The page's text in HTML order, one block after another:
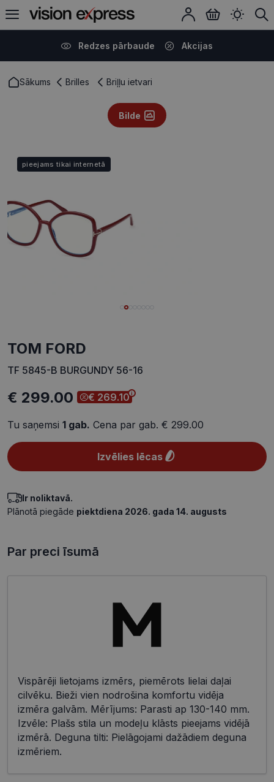
Redzes pārbaude Akcijas
Sākums Brilles Briļļu ietvari
Bilde
pieejams tikai internetā
TOM FORD
TF 5845-B BURGUNDY 56-16
€ 299.00 € 269.10
Tu saņemsi 1 gab. Cena par gab. € 299.00
Izvēlies lēcas
Ir noliktavā.
Plānotā piegāde piektdiena 2026. gada 14. augusts
Par preci īsumā
Vispārēji lietojams izmērs, piemērots lielai daļai
cilvēku. Bieži vien nodrošina komfortu vidēja
izmēra galvām. Mērījums: Parasti ap 130-140 mm.
Izvēle: Plašs stila un modeļu klāsts pieejams vidējā
izmērā. Deguna tilti: Pielāgojami dažādiem deguna
izmēriem.